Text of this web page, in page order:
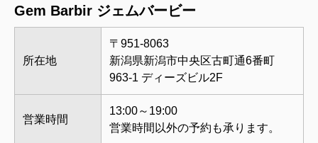
Gem Barbir ジェムバービー
所在地
〒951-8063
新潟県新潟市中央区古町通6番町
963-1 ディーズビル2F
営業時間
13:00～19:00
営業時間以外の予約も承ります。